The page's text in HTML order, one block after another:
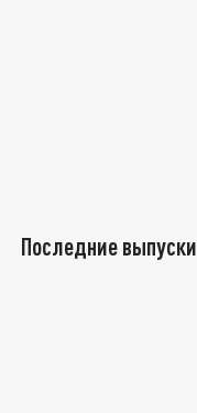
Последние выпуски